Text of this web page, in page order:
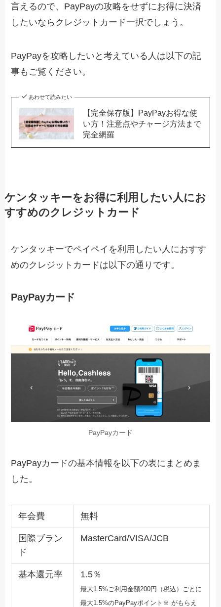
言えるので、PayPayの攻略をせずにお得に決済
したいならクレジットカード一択でしょう。
PayPayを攻略したいと考えている人は以下の記
事もご覧ください。
あわせて読みたい
【完全保存版】PayPayお得な使
い方！注意点やチャージ方法まで
完全網羅
ケンタッキーをお得に利用したい人にお
すすめのクレジットカード
ケンタッキーでペイペイを利用したい人におすす
めのクレジットカードは以下の通りです。
PayPayカード
PayPayカード
PayPayカードの基本情報を以下の表にまとめま
した。
年会費 無料
国際ブラン
ド
MasterCard/VISA/JCB
基本還元率 1.5％
最大1.5%ご利用金額200円（税込）ごとに
最大1.5%のPayPayポイント※ がもらえ